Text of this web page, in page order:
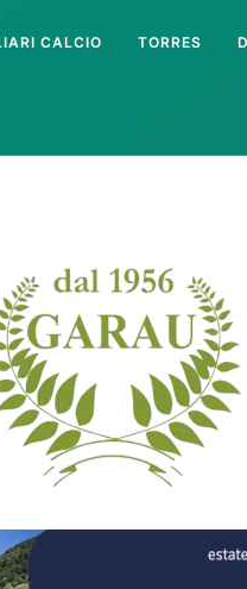
CALCIO TORRES